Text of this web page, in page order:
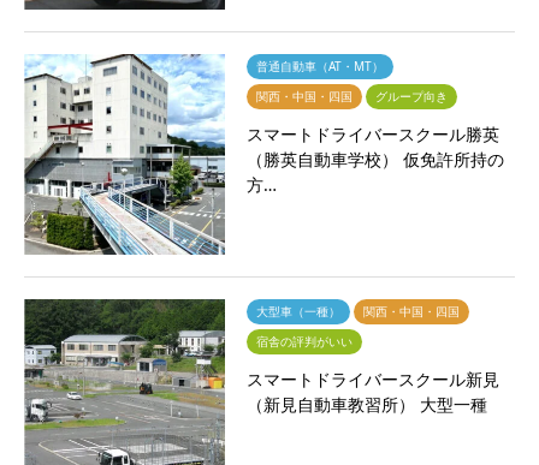
普通自動車（AT・MT）
関西・中国・四国
グループ向き
スマートドライバースクール勝英
（勝英自動車学校） 仮免許所持の
方…
大型車（一種）
関西・中国・四国
宿舎の評判がいい
スマートドライバースクール新見
（新見自動車教習所） 大型一種